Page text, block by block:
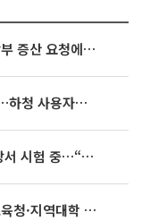
[특징주] “탄약 부족하다“ 美 국방부 증산 요청에⋯국내 방산주 급등세
현대차·기아, 이번 주 임단협 재개…하청 사용자성 재심도 ‘변수’
트업 여러 곳 참여”
술형 입시 연계 '착수'